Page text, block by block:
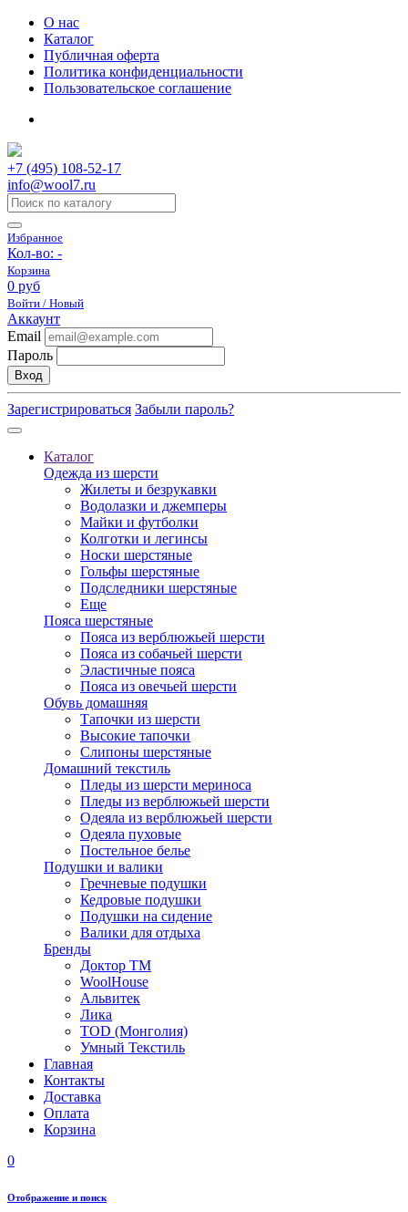
О нас
Каталог
Публичная оферта
Политика конфиденциальности
Пользовательское соглашение
+7 (495) 108-52-17
info@wool7.ru
Избранное
Кол-во: -
Корзина
0 руб
Войти / Новый
Аккаунт
Email
Пароль
Вход
Зарегистрироваться Забыли пароль?
Каталог
Одежда из шерсти
Жилеты и безрукавки
Водолазки и джемперы
Майки и футболки
Колготки и легинсы
Носки шерстяные
Гольфы шерстяные
Подследники шерстяные
Еще
Пояса шерстяные
Пояса из верблюжьей шерсти
Пояса из собачьей шерсти
Эластичные пояса
Пояса из овечьей шерсти
Обувь домашняя
Тапочки из шерсти
Высокие тапочки
Слипоны шерстяные
Домашний текстиль
Пледы из шерсти мериноса
Пледы из верблюжьей шерсти
Одеяла из верблюжьей шерсти
Одеяла пуховые
Постельное белье
Подушки и валики
Гречневые подушки
Кедровые подушки
Подушки на сидение
Валики для отдыха
Бренды
Доктор ТМ
WoolHouse
Альвитек
Лика
TOD (Монголия)
Умный Текстиль
Главная
Контакты
Доставка
Оплата
Корзина
0
Отображение и поиск